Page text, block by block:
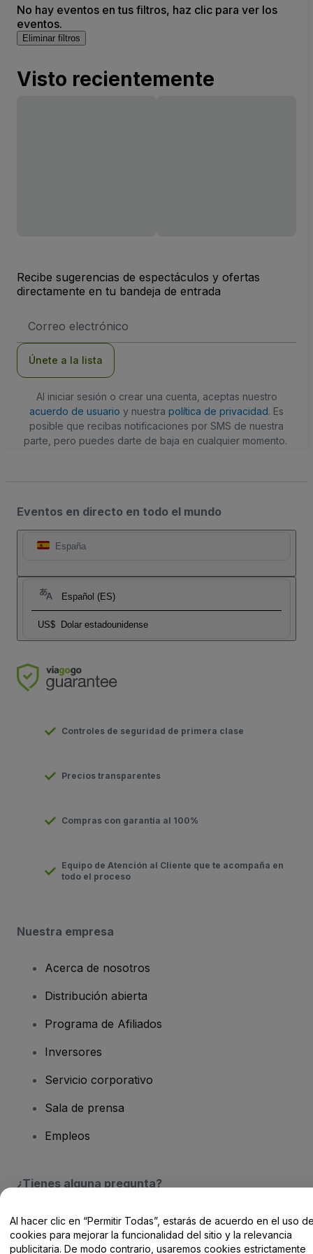
No hay eventos en tus filtros, haz clic para ver los
eventos.
Eliminar filtros
Visto recientemente
Recibe sugerencias de espectáculos y ofertas
directamente en tu bandeja de entrada
de
Únete a la lista
Al iniciar sesión o crear una cuenta, aceptas nuestro
acuerdo de usuario y nuestra política de privacidad. Es
posible que recibas notificaciones por SMS de nuestra
parte, pero puedes darte de baja en cualquier momento.
Eventos en directo en todo el mundo
España
Español (ES)
US$ Dolar estadounidense
Controles de seguridad de primera clase
Precios transparentes
Compras con garantía al 100%
Equipo de Atención al Cliente que te acompaña en
todo el proceso
Nuestra empresa
Acerca de nosotros
Distribución abierta
Programa de Afiliados
Inversores
Servicio corporativo
Sala de prensa
Empleos
¿Tienes alguna pregunta?
Centro de Ayuda / Contacto
Al hacer clic en “Permitir Todas”, estarás de acuerdo en el uso
cookies para mejorar la funcionalidad del sitio y la relevancia
publicitaria. De modo contrario, usaremos cookies estrictamente